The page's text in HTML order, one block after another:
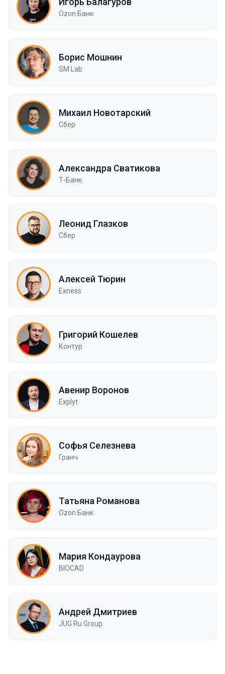
Ozon Банк
Борис Мошнин
SM Lab
Михаил Новотарский
Сбер
Александра Сватикова
Т-Банк
Леонид Глазков
Сбер
Алексей Тюрин
Exness
Григорий Кошелев
Контур
Авенир Воронов
Explyt
Софья Селезнева
Гранч
Татьяна Романова
Ozon Банк
Мария Кондаурова
BIOCAD
Андрей Дмитриев
JUG Ru Group